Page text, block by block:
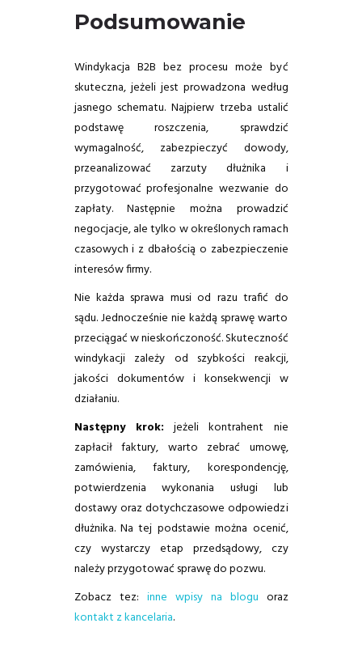
Podsumowanie
Windykacja B2B bez procesu może być
skuteczna, jeżeli jest prowadzona według
jasnego schematu. Najpierw trzeba ustalić
podstawę roszczenia, sprawdzić
wymagalność, zabezpieczyć dowody,
przeanalizować zarzuty dłużnika i
przygotować profesjonalne wezwanie do
zapłaty. Następnie można prowadzić
negocjacje, ale tylko w określonych ramach
czasowych i z dbałością o zabezpieczenie
interesów firmy.
Nie każda sprawa musi od razu trafić do
sądu. Jednocześnie nie każdą sprawę warto
przeciągać w nieskończoność. Skuteczność
windykacji zależy od szybkości reakcji,
jakości dokumentów i konsekwencji w
działaniu.
Następny krok: jeżeli kontrahent nie
zapłacił faktury, warto zebrać umowę,
zamówienia, faktury, korespondencję,
potwierdzenia wykonania usługi lub
dostawy oraz dotychczasowe odpowiedzi
dłużnika. Na tej podstawie można ocenić,
czy wystarczy etap przedsądowy, czy
należy przygotować sprawę do pozwu.
Zobacz tez: inne wpisy na blogu oraz
kontakt z kancelaria.